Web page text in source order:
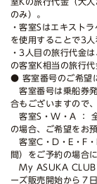
室Kの旅行代金（大
のみ）。
・客室Sはエキスト
を使用することで3人
・3人目の旅行代金
の客室K相当の旅行代
● 客室番号のご希望
客室番号は乗船券
合もございますので
客室S・W・A ：
の場合、ご希望をお
客室C・D・E・F・
間）をご予約の場合
My ASUKA CLUB
ーズ販売開始から７